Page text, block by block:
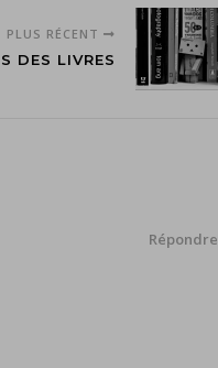
PLUS RÉCENT
DES LIVRES
Répondre